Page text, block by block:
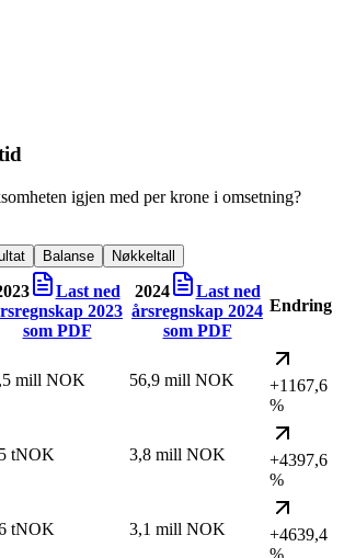
igjen med per krone i omsetning?
Balanse Nøkkeltall
Last ned
2023
som PDF
2024
Last ned
årsregnskap 2024
som PDF
Endring
mill NOK 56,9 mill NOK
+1167,6
%
tNOK 3,8 mill NOK
+4397,6
%
tNOK 3,1 mill NOK
+4639,4
%